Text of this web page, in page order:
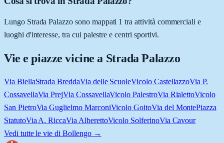
Lungo Strada Palazzo sono mappati 1 tra attività commerciali e
luoghi d'interesse, tra cui palestre e centri sportivi.
Vie e piazze vicine a Strada Palazzo
Via BiellaStrada BreddaVia delle ScuoleVicolo CastellazzoVia P.
CossavellaVia PrejVia CossavellaVicolo PalestroVia RialettoVicolo
San PietroVia Guglielmo MarconiVicolo GoitoVia del MontePiazza
StatutoVia A. RiccaVia AlberettoVicolo SolferinoVia Cavour
Vedi tutte le vie di Bollengo→